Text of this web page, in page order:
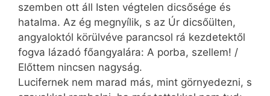
szemben ott áll Isten végtelen dicsősége és
hatalma. Az ég megnyílik, s az Úr dicsőülten,
angyaloktól körülvéve parancsol rá kezdetektől
fogva lázadó főangyalára: A porba, szellem! /
Előttem nincsen nagyság.
Lucifernek nem marad más, mint görnyedezni, s